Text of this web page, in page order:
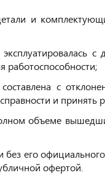
и
с
работоспособности;
с
и принять
объеме
его официального
офертой.